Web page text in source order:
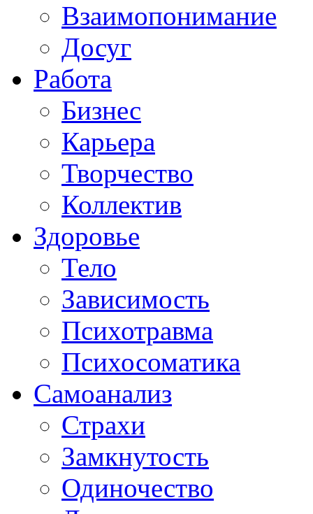
Взаимопонимание
Досуг
Работа
Бизнес
Карьера
Творчество
Коллектив
Здоровье
Тело
Зависимость
Психотравма
Психосоматика
Самоанализ
Страхи
Замкнутость
Одиночество